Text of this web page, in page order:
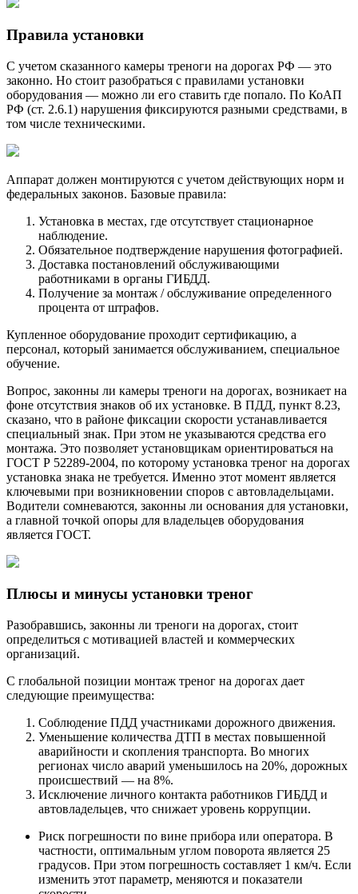
Правила установки
С учетом сказанного камеры треноги на дорогах РФ — это
законно. Но стоит разобраться с правилами установки
оборудования — можно ли его ставить где попало. По КоАП
РФ (ст. 2.6.1) нарушения фиксируются разными средствами, в
том числе техническими.
Аппарат должен монтируются с учетом действующих норм и
федеральных законов. Базовые правила:
Установка в местах, где отсутствует стационарное
наблюдение.
Обязательное подтверждение нарушения фотографией.
Доставка постановлений обслуживающими
работниками в органы ГИБДД.
Получение за монтаж / обслуживание определенного
процента от штрафов.
Купленное оборудование проходит сертификацию, а
персонал, который занимается обслуживанием, специальное
обучение.
Вопрос, законны ли камеры треноги на дорогах, возникает на
фоне отсутствия знаков об их установке. В ПДД, пункт 8.23,
сказано, что в районе фиксации скорости устанавливается
специальный знак. При этом не указываются средства его
монтажа. Это позволяет установщикам ориентироваться на
ГОСТ Р 52289-2004, по которому установка треног на дорогах
установка знака не требуется. Именно этот момент является
ключевыми при возникновении споров с автовладельцами.
Водители сомневаются, законны ли основания для установки,
а главной точкой опоры для владельцев оборудования
является ГОСТ.
Плюсы и минусы установки треног
Разобравшись, законны ли треноги на дорогах, стоит
определиться с мотивацией властей и коммерческих
организаций.
С глобальной позиции монтаж треног на дорогах дает
следующие преимущества:
Соблюдение ПДД участниками дорожного движения.
Уменьшение количества ДТП в местах повышенной
аварийности и скопления транспорта. Во многих
регионах число аварий уменьшилось на 20%, дорожных
происшествий — на 8%.
Исключение личного контакта работников ГИБДД и
автовладельцев, что снижает уровень коррупции.
Риск погрешности по вине прибора или оператора. В
частности, оптимальным углом поворота является 25
градусов. При этом погрешность составляет 1 км/ч. Если
изменить этот параметр, меняются и показатели